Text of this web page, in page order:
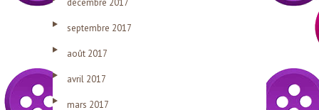
décembre 2017
septembre 2017
août 2017
avril 2017
mars 2017